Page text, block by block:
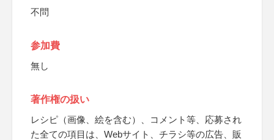
不問
参加費
無し
著作権の扱い
レシピ（画像、絵を含む）、コメント等、応募され
た全ての項目は、Webサイト、チラシ等の広告、販